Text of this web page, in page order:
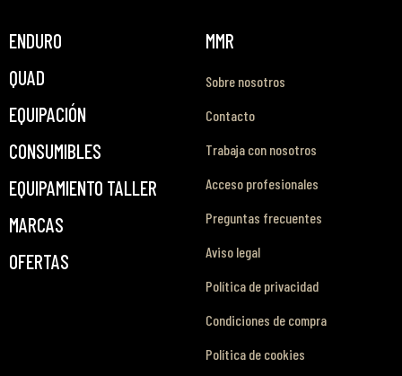
ENDURO
QUAD
EQUIPACIÓN
CONSUMIBLES
EQUIPAMIENTO TALLER
MARCAS
OFERTAS
MMR
Sobre nosotros
Contacto
Trabaja con nosotros
Acceso profesionales
Preguntas frecuentes
Aviso legal
Política de privacidad
Condiciones de compra
Política de cookies